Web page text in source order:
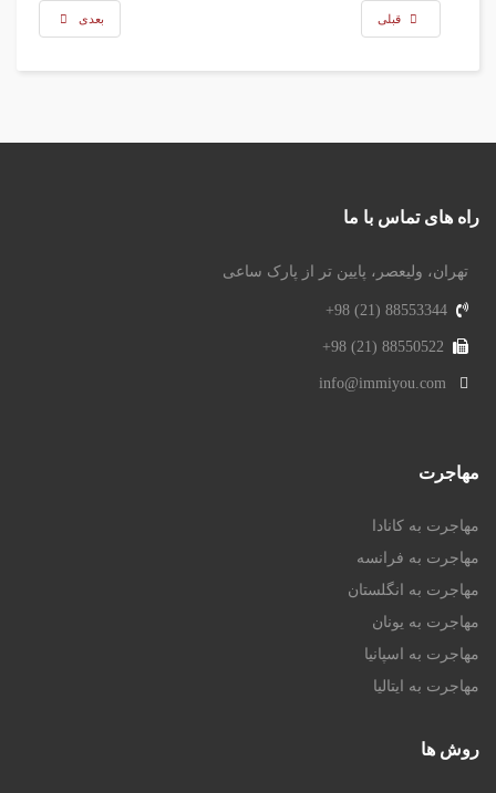
قبلی بعدی
راه های تماس با ما
تهران، ولیعصر، پایین تر از پارک ساعی
88553344 (21) 98+
88550522 (21) 98+
info@immiyou.com
مهاجرت
مهاجرت به کانادا
مهاجرت به فرانسه
مهاجرت به انگلستان
مهاجرت به یونان
مهاجرت به اسپانیا
مهاجرت به ایتالیا
روش ها